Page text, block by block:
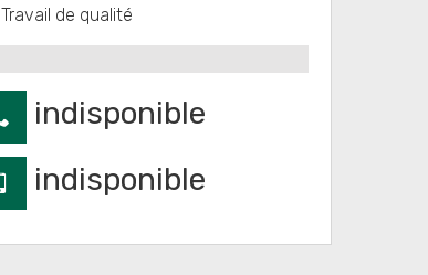
Travail de qualité
indisponible
indisponible